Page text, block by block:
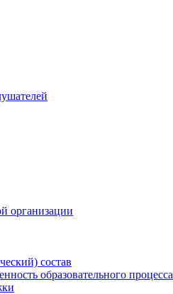
организации
состав
образовательного процесса